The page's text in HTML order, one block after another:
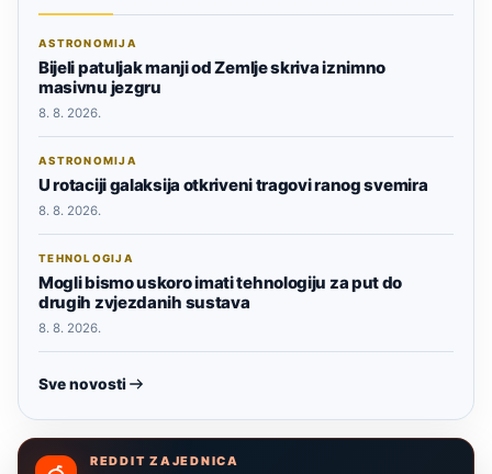
ASTRONOMIJA
Bijeli patuljak manji od Zemlje skriva iznimno
masivnu jezgru
8. 8. 2026.
ASTRONOMIJA
U rotaciji galaksija otkriveni tragovi ranog svemira
8. 8. 2026.
TEHNOLOGIJA
Mogli bismo uskoro imati tehnologiju za put do
drugih zvjezdanih sustava
8. 8. 2026.
Sve novosti
REDDIT ZAJEDNICA